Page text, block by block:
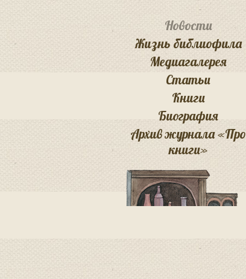
Новости
Жизнь библиофила
Медиагалерея
Статьи
Книги
Биография
Архив журнала «Про
книги»